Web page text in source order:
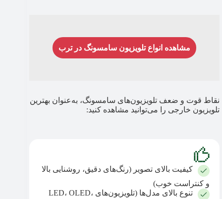
مشاهده انواع تلویزیون سامسونگ در ترب
نقاط قوت و ضعف تلویزیون‌های سامسونگ، به‌عنوان بهترین
تلویزیون خارجی را می‌توانید مشاهده کنید:
کیفیت بالای تصویر (رنگ‌های دقیق، روشنایی بالا
و کنتراست خوب)
تنوع بالای مدل‌ها (تلویزیون‌های LED، OLED،